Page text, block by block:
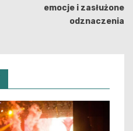
emocje i zasłużone
odznaczenia